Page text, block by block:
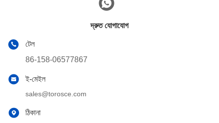
দ্রুত যোগাযোগ
টেল
86-158-06577867
ই-মেইল
sales@torosce.com
ঠিকানা